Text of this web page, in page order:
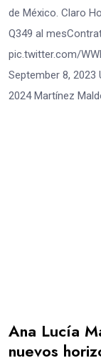
de México. Claro
Q349 al
pic.twitter.com/
September 8, 2023
2024 Martínez
Ana Lucía
nuevos